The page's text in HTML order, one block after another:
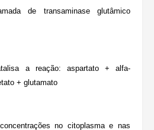
de transaminase glutâmico
a reação: aspartato + alfa-
+ glutamato
no citoplasma e nas